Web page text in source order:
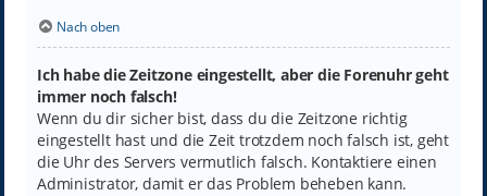
Nach oben
Ich habe die Zeitzone eingestellt, aber die Forenuhr geht
immer noch falsch!
Wenn du dir sicher bist, dass du die Zeitzone richtig
eingestellt hast und die Zeit trotzdem noch falsch ist, geht
die Uhr des Servers vermutlich falsch. Kontaktiere einen
Administrator, damit er das Problem beheben kann.